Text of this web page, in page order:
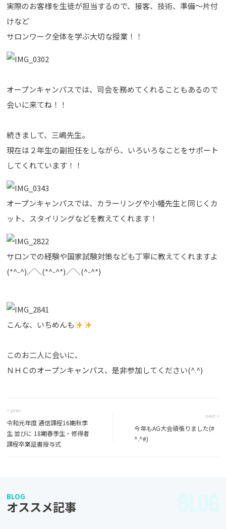
実際のお客様を生徒が担当するので、接客、技術、準備～片付
けなど
サロンワーク全体を学ぶ大切な授業！！
オープンキャンパスでは、司会を務めてくれることもあるので
会いに来てね！！
続きまして、三嶋先生。
現在は２年生の副担任をしながら、いろいろなことをサポート
してくれています！！
オープンキャンパスでは、カラーリングや小幡先生と同じくカ
ット、スタイリングなどを教えてくれます！
サロンでの経験や国家試験対策なども丁寧に教えてくれますよ
(*^-^)／＼(*^-^*)／＼(^-^*)
こんな、いちめんも
このお二人に会いに、
ＮＨＣのオープンキャンパス、是非参加してください(^.^)
< prev
令和元年度 通信課程16期秋季
生 並びに 18期春季生・修得者
課程卒業証書授与式
next >
今年もAG大会頑張りました(#
^.^#)
BLOG
オススメ記事